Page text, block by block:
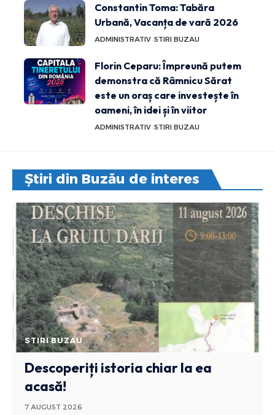
Constantin Toma: Tabăra
Urbană, Vacanța de vară 2026
ADMINISTRATIV STIRI BUZAU
Florin Ceparu: Împreună putem
demonstra că Râmnicu Sărat
este un oraș care investește în
oameni, în idei și în viitor
ADMINISTRATIV STIRI BUZAU
Știri din Buzău de interes
STIRI BUZAU
Descoperiți istoria chiar la ea
acasă!
7 AUGUST 2026